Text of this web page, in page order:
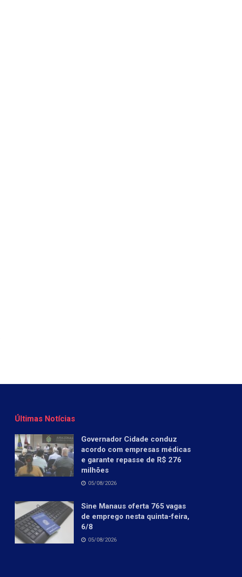
Últimas Notícias
Governador Cidade conduz
acordo com empresas médicas
e garante repasse de R$ 276
milhões
05/08/2026
Sine Manaus oferta 765 vagas
de emprego nesta quinta-feira,
6/8
05/08/2026